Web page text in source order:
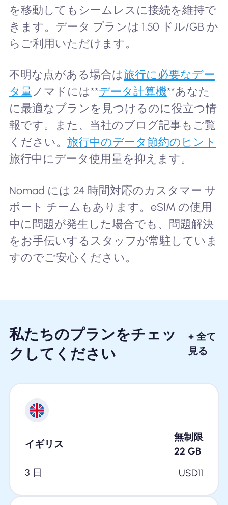
を移動してもシームレスに接続を維持で
きます。データ プランは 1.50 ドル/GB か
らご利用いただけます。
不明な点がある場合は旅行に必要なデー
タ量 ノマドには**データ計算機**あなた
に最適なプランを見つけるのに役立つ情
報です。また、当社のブログ記事もご覧
ください。 旅行中のデータ節約のヒント
旅行中にデータ使用量を抑えます。
Nomad には 24 時間対応のカスタマー サ
ポート チームもあります。eSIM の使用
中に問題が発生した場合でも、問題解決
をお手伝いするスタッフが常駐していま
すのでご安心ください。
私たちのプランをチェッ
クしてください
+ 全て
見る
イギリス
無制限
22 GB
3 日
USD11